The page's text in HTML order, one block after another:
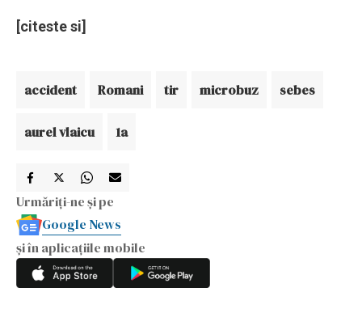
[citeste si]
accident Romani tir microbuz sebes
aurel vlaicu 1a
Urmăriți-ne și pe
Google News
și în aplicațiile mobile